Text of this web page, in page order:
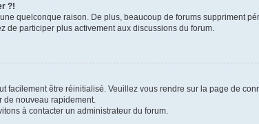
?!
quelconque raison. De plus, beaucoup de forums suppriment
de participer plus activement aux discussions du forum.
être réinitialisé. Veuillez vous rendre sur la page de
nouveau rapidement.
à contacter un administrateur du forum.